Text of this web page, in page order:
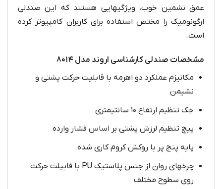
عمق نشمین خوب، ویژگیهایی هستند که این صندلی
ارگونومیک را مختص استفاده برای کاربران کامپیوتر کرده
است.
مشخصات صندلی کارشناسی اروند مدل ۸۰۱۴
مکانیزم عملکرد دو اهرمه با قابلیت حرکت پشتی و
نشیمن
جک تنظیم ارتفاع ۱۰ سانتیمتری
پیچ تنظیم لرزش پشتی بر اساس فشار وارده
پایه پنج پر با روکش کروم کاری شده
چرخهای روان از جنس پلاستیک PU با قابیلت حرکت
روی سطوح مختلف